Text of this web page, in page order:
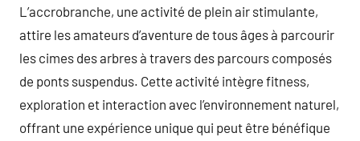
L’accrobranche, une activité de plein air stimulante,
attire les amateurs d’aventure de tous âges à parcourir
les cimes des arbres à travers des parcours composés
de ponts suspendus. Cette activité intègre fitness,
exploration et interaction avec l’environnement naturel,
offrant une expérience unique qui peut être bénéfique